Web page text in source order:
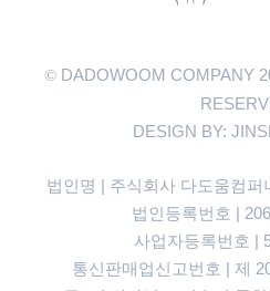
© DADOWOOM COMPANY
DESIGN BY:
법인명 | 주식회사 다도움컴
법인등록번호 |
사업자등록번호 |
통신판매업신고번호 | 제